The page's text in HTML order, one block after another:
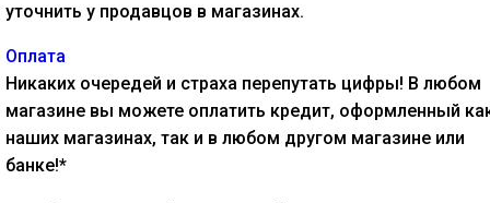
уточнить у продавцов в магазинах.
Оплата
Никаких очередей и страха перепутать цифры! В любом
магазине вы можете оплатить кредит, оформленный
наших магазинах, так и в любом другом магазине или
банке!*